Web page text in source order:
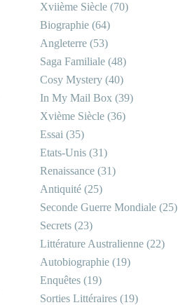
Xviième Siècle (70)
Biographie (64)
Angleterre (53)
Saga Familiale (48)
Cosy Mystery (40)
In My Mail Box (39)
Xvième Siècle (36)
Essai (35)
Etats-Unis (31)
Renaissance (31)
Antiquité (25)
Seconde Guerre Mondiale (25)
Secrets (23)
Littérature Australienne (22)
Autobiographie (19)
Enquêtes (19)
Sorties Littéraires (19)